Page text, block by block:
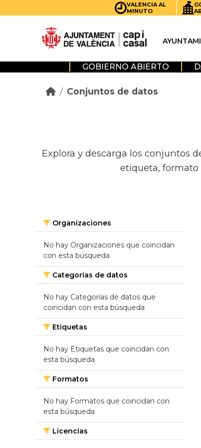
VALENCIA AL
MINUTO
GOBIERNO ABIERTO
Conjuntos de datos
Explora y descarga los conjuntos
etiqueta, formato
Organizaciones
No hay Organizaciones que coincidan
con esta búsqueda
Categorías de datos
No hay Categorías de datos que
coincidan con esta búsqueda
Etiquetas
No hay Etiquetas que coincidan con
esta búsqueda
Formatos
No hay Formatos que coincidan con
esta búsqueda
Licencias